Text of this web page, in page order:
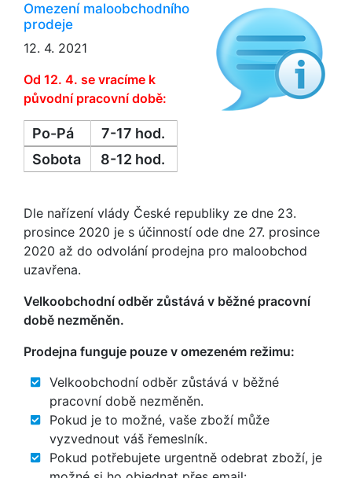
Omezení maloobchodního
prodeje
12. 4. 2021
Od 12. 4. se vracíme k
původní pracovní době:
Po-Pá
7-17 hod.
Sobota
8-12 hod.
Dle nařízení vlády České republiky ze dne 23.
prosince 2020 je s účinností ode dne 27. prosince
2020 až do odvolání prodejna pro maloobchod
uzavřena.
Velkoobchodní odběr zůstává v běžné pracovní
době nezměněn.
Prodejna funguje pouze v omezeném režimu:
Velkoobchodní odběr zůstává v běžné
pracovní době nezměněn.
Pokud je to možné, vaše zboží může
vyzvednout váš řemeslník.
Pokud potřebujete urgentně odebrat zboží, je